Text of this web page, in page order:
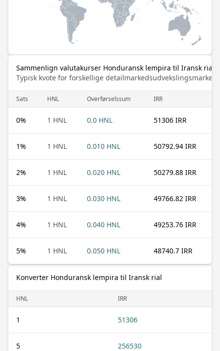
Sammenlign valutakurser Honduransk lempira til Iransk rial
Typisk kvote for forskellige
Sats HNL Overførselssum IRR
0% 1 HNL 0.0 HNL 51306 IRR
1% 1 HNL 0.010 HNL 50792.94 IRR
2% 1 HNL 0.020 HNL 50279.88 IRR
3% 1 HNL 0.030 HNL 49766.82 IRR
4% 1 HNL 0.040 HNL 49253.76 IRR
5% 1 HNL 0.050 HNL 48740.7 IRR
Konverter Honduransk lempira til Iransk rial
HNL IRR
1 51306
5 256530